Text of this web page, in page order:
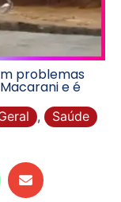
problemas
e é
,
Saúde